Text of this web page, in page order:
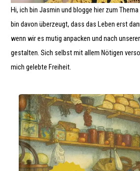
Hi, ich bin Jasmin und blogge hier zum
bin davon überzeugt, dass das Leben erst
wenn wir es mutig anpacken und nach
gestalten. Sich selbst mit allem Nötigen
mich gelebte Freiheit.